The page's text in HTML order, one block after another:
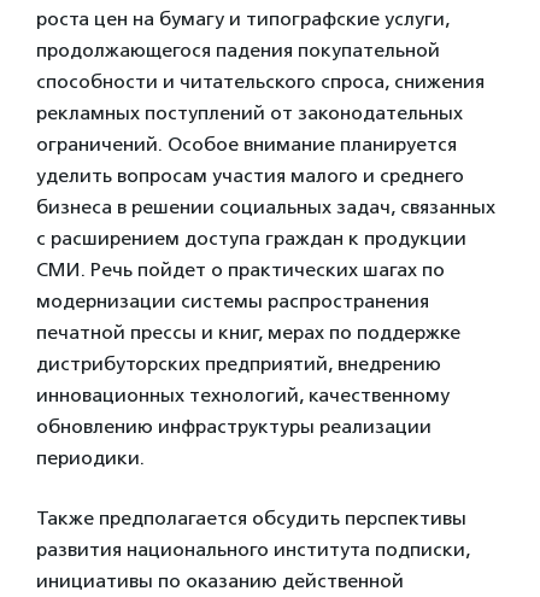
роста цен на бумагу и типографские услуги,
продолжающегося падения покупательной
способности и читательского спроса, снижения
рекламных поступлений от законодательных
ограничений. Особое внимание планируется
уделить вопросам участия малого и среднего
бизнеса в решении социальных задач, связанных
с расширением доступа граждан к продукции
СМИ. Речь пойдет о практических шагах по
модернизации системы распространения
печатной прессы и книг, мерах по поддержке
дистрибуторских предприятий, внедрению
инновационных технологий, качественному
обновлению инфраструктуры реализации
периодики.
Также предполагается обсудить перспективы
развития национального института подписки,
инициативы по оказанию действенной